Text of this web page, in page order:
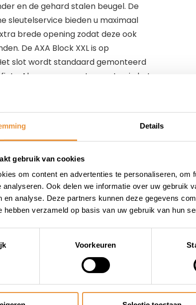
Details
gebruik van cookies
om content en advertenties te personaliseren, om
analyseren. Ook delen we informatie over uw gebruik
en analyse. Deze partners kunnen deze gegevens
hebben verzameld op basis van uw gebruik van hun
Voorkeuren
en de gehard stalen beugel. De
sleutelservice bieden u maximaal
brede opening zodat deze ook
De AXA Block XXL is op
slot wordt standaard gemonteerd
Als er geen montagegaten in het
monteren kunt u de AXA Flex
ULC 100 insteekketting beschikt
in pin. Met de insteekketting zekert
of hek voor maximale
wordt geleverd in een zwarte hoes
meegeleverd waar de plug-
in ketting mogelijkheid